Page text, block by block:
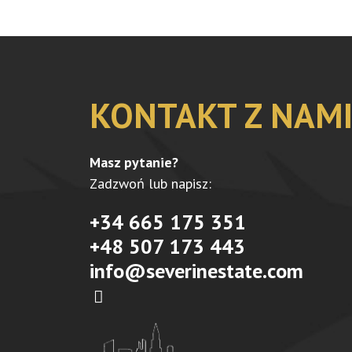
KONTAKT Z NAMI
Masz pytanie?
Zadzwoń lub napisz:
+34 665 175 351
+48 507 173 443
info@severinestate.com